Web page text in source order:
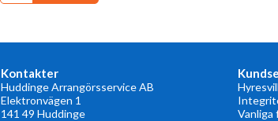
Kontakter
Huddinge Arrangörsservice AB
Elektronvägen 1
141 49 Huddinge
Vanliga